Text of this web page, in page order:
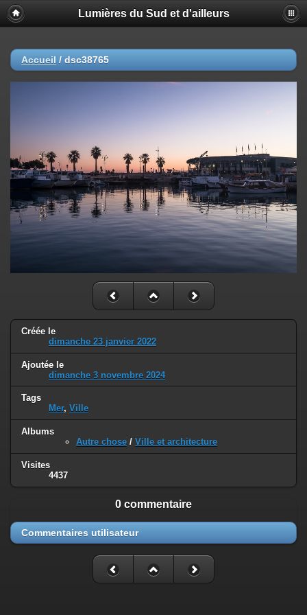
Lumières du Sud et d'ailleurs
Accueil / dsc38765
Créée le
dimanche 23 janvier 2022
Ajoutée le
dimanche 3 novembre 2024
Tags
Mer, Ville
Albums
Autre chose / Ville et architecture
Visites
4437
0 commentaire
Commentaires utilisateur